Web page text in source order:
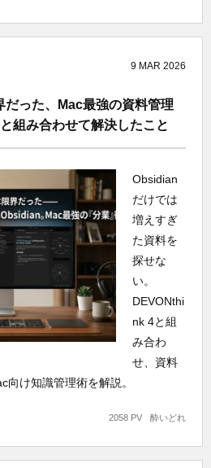
9 MAR 2026
った、Mac最強の資料管理
組み合わせて解決したこと
Obsidian
だけでは
増えすぎ
た資料を
探せな
い。
DEVONthi
nk 4と組
み合わ
せ、資料
け知識管理術を解説。
酔いどれ
2058 PV